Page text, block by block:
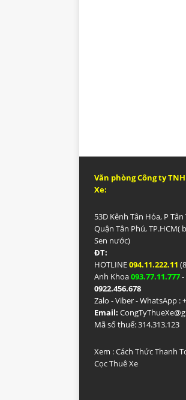
Văn phòng Công ty
Xe:
53D Kênh Tân Hóa, P
Quận Tân Phú, TP.HCM(
Sen nước)
ĐT:
HOTLINE094.11.222.11
Anh Khoa093.77.11.777-
0922.456.678
Zalo - Viber - WhatsApp :
Email:
Mã số thuế: 314.313.123
Xem :Cách Thức Thanh
Cọc Thuê Xe